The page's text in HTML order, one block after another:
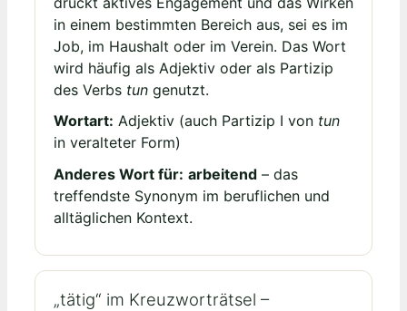
in einem bestimmten Bereich aus, sei es im
Job, im Haushalt oder im Verein. Das Wort
wird häufig als Adjektiv oder als Partizip
des Verbs tun genutzt.
Wortart: Adjektiv (auch Partizip I von tun
in veralteter Form)
Anderes Wort für: arbeitend – das
treffendste Synonym im beruflichen und
alltäglichen Kontext.
„tätig“ im Kreuzworträtsel –